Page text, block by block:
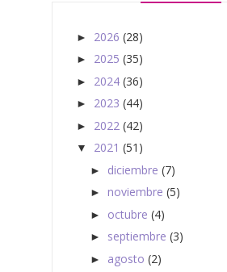
► 2026 (28)
► 2025 (35)
► 2024 (36)
► 2023 (44)
► 2022 (42)
▼ 2021 (51)
► diciembre (7)
► noviembre (5)
► octubre (4)
► septiembre (3)
► agosto (2)